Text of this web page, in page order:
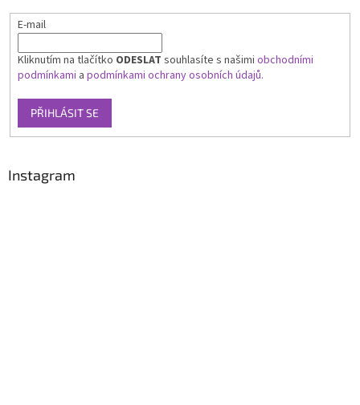
E-mail
Kliknutím na tlačítko ODESLAT souhlasíte s našimi obchodními
podmínkami a podmínkami ochrany osobních údajů.
PŘIHLÁSIT SE
Instagram